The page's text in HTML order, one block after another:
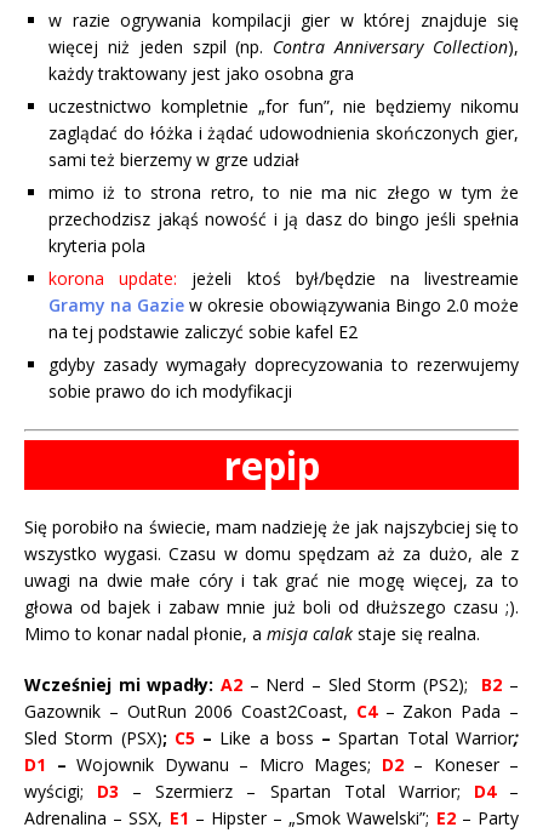
w razie ogrywania kompilacji gier w której znajduje się
więcej niż jeden szpil (np. Contra Anniversary Collection),
każdy traktowany jest jako osobna gra
uczestnictwo kompletnie „for fun”, nie będziemy nikomu
zaglądać do łóżka i żądać udowodnienia skończonych gier,
sami też bierzemy w grze udział
mimo iż to strona retro, to nie ma nic złego w tym że
przechodzisz jakąś nowość i ją dasz do bingo jeśli spełnia
kryteria pola
korona update: jeżeli ktoś był/będzie na livestreamie
Gramy na Gazie w okresie obowiązywania Bingo 2.0 może
na tej podstawie zaliczyć sobie kafel E2
gdyby zasady wymagały doprecyzowania to rezerwujemy
sobie prawo do ich modyfikacji
repip
Się porobiło na świecie, mam nadzieję że jak najszybciej się to
wszystko wygasi. Czasu w domu spędzam aż za dużo, ale z
uwagi na dwie małe córy i tak grać nie mogę więcej, za to
głowa od bajek i zabaw mnie już boli od dłuższego czasu ;).
Mimo to konar nadal płonie, a misja calak staje się realna.
Wcześniej mi wpadły: A2 – Nerd – Sled Storm (PS2); B2 –
Gazownik – OutRun 2006 Coast2Coast, C4– Zakon Pada –
Sled Storm (PSX); C5– Like a boss –Spartan Total Warrior;
D1 – Wojownik Dywanu – Micro Mages; D2– Koneser –
wyścigi;
D3 – Szermierz – Spartan Total Warrior; D4–
Adrenalina – SSX, E1 – Hipster – „Smok Wawelski”; E2– Party